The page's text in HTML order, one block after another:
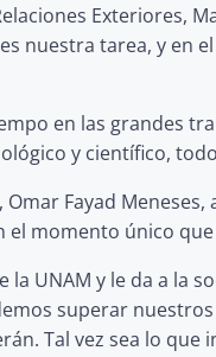
Exteriores,
nuestra tarea, y
en las grandes
y científico,
Fayad
momento único
la UNAM y le da a la
superar
Tal vez sea lo